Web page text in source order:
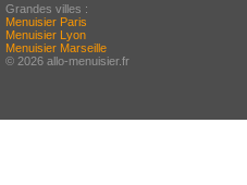
Grandes villes :
Menuisier Paris
Menuisier Lyon
Menuisier Marseille
© 2026 allo-menuisier.fr